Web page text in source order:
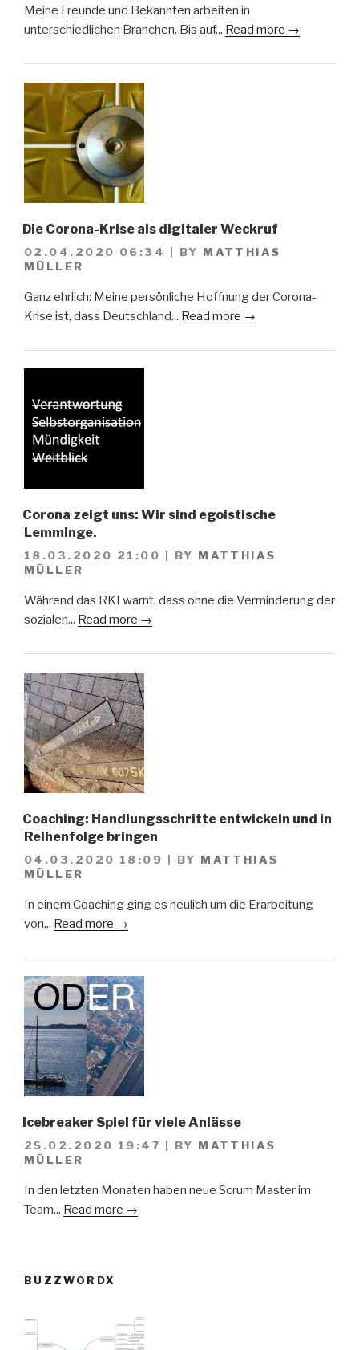
Meine Freunde und Bekannten arbeiten in
unterschiedlichen Branchen. Bis auf... Read more →
Die Corona-Krise als digitaler Weckruf
02.04.2020 06:34 BY MATTHIAS
MÜLLER
Ganz ehrlich: Meine persönliche Hoffnung der Corona-
Krise ist, dass Deutschland... Read more →
Corona zeigt uns: Wir sind egoistische
Lemminge.
18.03.2020 21:00 BY MATTHIAS
MÜLLER
Während das RKI warnt, dass ohne die Verminderung der
sozialen... Read more →
Coaching: Handlungsschritte entwickeln und in
Reihenfolge bringen
04.03.2020 18:09 BY MATTHIAS
MÜLLER
In einem Coaching ging es neulich um die Erarbeitung
von... Read more →
Icebreaker Spiel für viele Anlässe
25.02.2020 19:47 BY MATTHIAS
MÜLLER
In den letzten Monaten haben neue Scrum Master im
Team... Read more →
BUZZWORDX